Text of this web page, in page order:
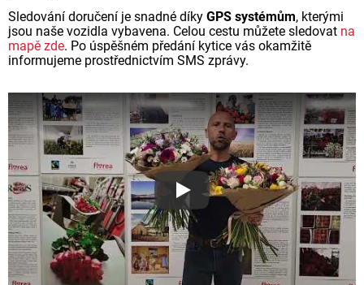
Sledování doručení je snadné díky GPS systémům, kterými
jsou naše vozidla vybavena. Celou cestu můžete sledovat na
mapě zde. Po úspěšném předání kytice vás okamžitě
informujeme prostřednictvím SMS zprávy.
Proč jsou květiny z Florea